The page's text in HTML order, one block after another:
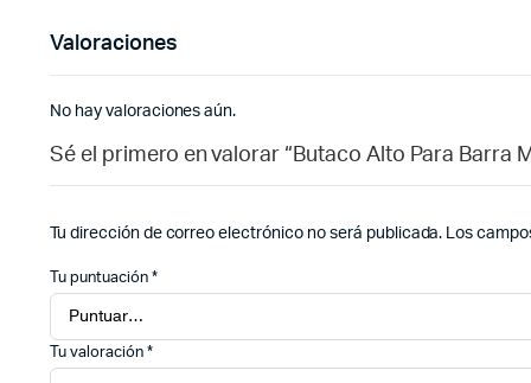
Valoraciones
No hay valoraciones aún.
Sé el primero en valorar “Butaco Alto Para Barra
Tu dirección de correo electrónico no será publicada. Los
Tu puntuación *
Tu valoración *